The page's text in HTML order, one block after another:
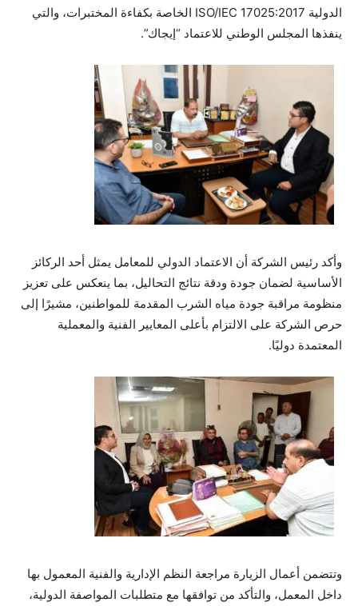
الدولية ISO/IEC 17025:2017 الخاصة بكفاءة المختبرات، والتي
ينفذها المجلس الوطني للاعتماد “إيجاك”.
وأكد رئيس الشركة أن الاعتماد الدولي للمعامل يمثل أحد الركائز
الأساسية لضمان جودة ودقة نتائج التحاليل، بما ينعكس على تعزيز
منظومة مراقبة جودة مياه الشرب المقدمة للمواطنين، مشيرًا إلى
حرص الشركة على الالتزام بأعلى المعايير الفنية والمعملية
المعتمدة دوليًا.
وتتضمن أعمال الزيارة مراجعة النظم الإدارية والفنية المعمول بها
داخل المعمل، والتأكد من توافقها مع متطلبات المواصفة الدولية،